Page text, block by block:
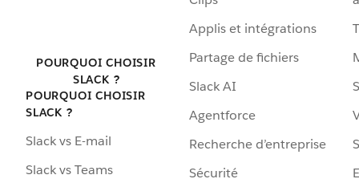
POURQUOI CHOISIR
SLACK ?
POURQUOI CHOISIR
SLACK ?
Slack vs E-mail
Slack vs Teams
Applis et intégrations
Partage de fichiers
Slack AI
Agentforce
Recherche d’entreprise
Sécurité